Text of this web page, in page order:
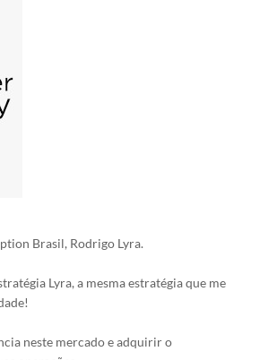
Brasil, Rodrigo Lyra.
Lyra, a mesma estratégia que me
neste mercado e adquirir o